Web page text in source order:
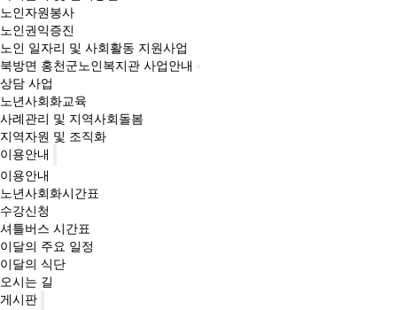
노인자원봉사
노인권익증진
노인 일자리 및 사회활동 지원사업
북방면 홍천군노인복지관 사업안내
상담 사업
노년사회화교육
사례관리 및 지역사회돌봄
지역자원 및 조직화
이용안내
이용안내
노년사회화시간표
수강신청
셔틀버스 시간표
이달의 주요 일정
이달의 식단
오시는 길
게시판